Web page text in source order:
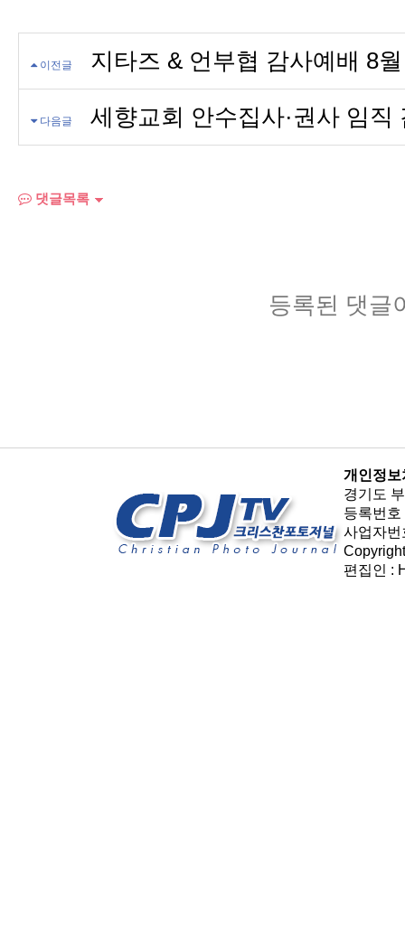
이전글 지타즈 & 언부협 감사예배 8
다음글 세향교회 안수집사·권사 임직
댓글목록
등록된 댓글
개인정보
경기도
등록번
사업자번
편집인 :